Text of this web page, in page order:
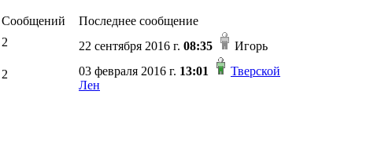
Сообщений
Последнее сообщение
2 22 сентября 2016 г. 08:35 Игорь
2 03 февраля 2016 г. 13:01
Тверской
Лен